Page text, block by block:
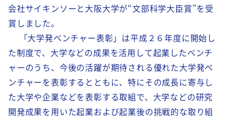
会社サイキンソーと大阪大学が“文部科学大臣賞”を受
賞しました。
「大学発ベンチャー表彰」は平成２６年度に開始し
た制度で、大学などの成果を活用して起業したベンチ
ャーのうち、今後の活躍が期待される優れた大学発ベ
ンチャーを表彰するとともに、特にその成長に寄与し
た大学や企業などを表彰する取組で、大学などの研究
開発成果を用いた起業および起業後の挑戦的な取り組